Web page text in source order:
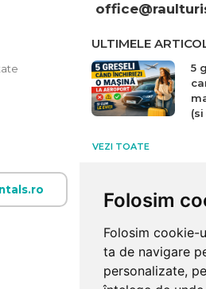
Folosim
Folosim cookie-
ta de navigare
personalizate,
ULTIMELE
5
VEZI TOATE